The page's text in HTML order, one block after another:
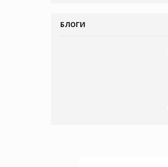
БЛОГИ